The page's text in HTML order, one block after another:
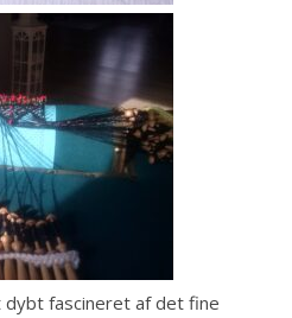
dybt fascineret af det fine